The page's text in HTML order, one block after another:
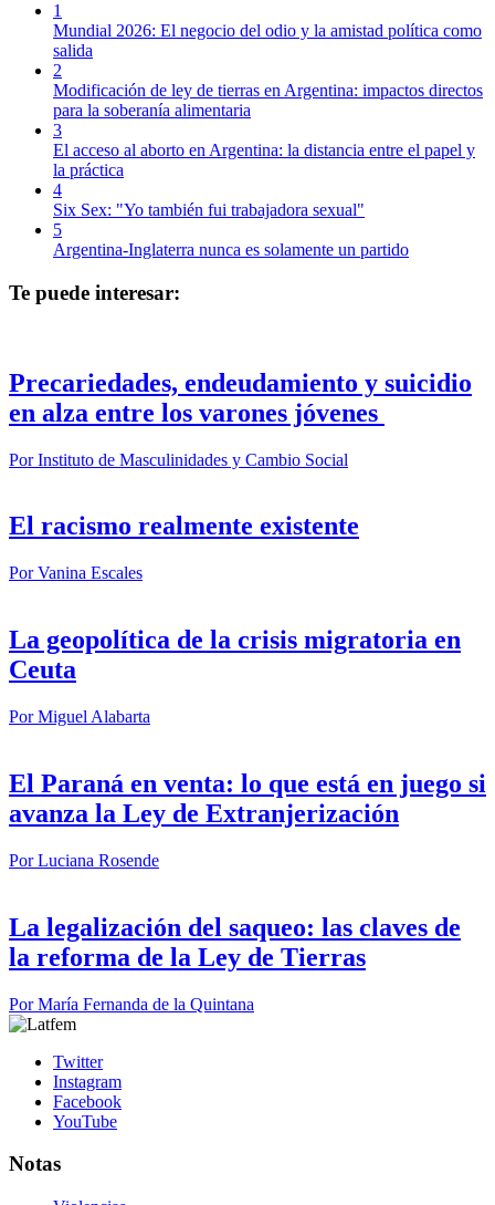
1
Mundial 2026: El negocio del odio y la amistad política como
salida
2
Modificación de ley de tierras en Argentina: impactos directos
para la soberanía alimentaria
3
El acceso al aborto en Argentina: la distancia entre el papel y
la práctica
4
Six Sex: "Yo también fui trabajadora sexual"
5
Argentina-Inglaterra nunca es solamente un partido
Te puede interesar:
Precariedades, endeudamiento y suicidio
en alza entre los varones jóvenes
PorInstituto de Masculinidades y Cambio Social
El racismo realmente existente
PorVanina Escales
La geopolítica de la crisis migratoria en
Ceuta
PorMiguel Alabarta
El Paraná en venta: lo que está en juego si
avanza la Ley de Extranjerización
PorLuciana Rosende
La legalización del saqueo: las claves de
la reforma de la Ley de Tierras
PorMaría Fernanda de la Quintana
Twitter
Instagram
Facebook
YouTube
Notas